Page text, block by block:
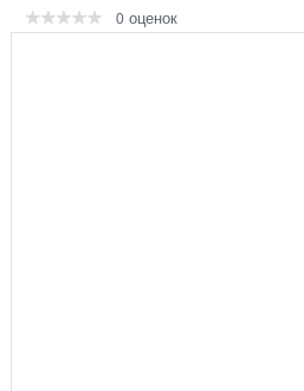
0 оценок